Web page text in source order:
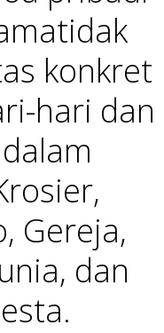
konkret
hari dan
Gereja,
dan